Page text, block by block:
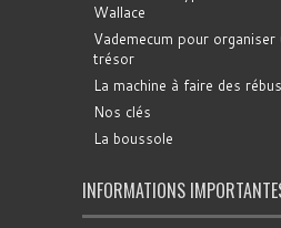
Wallace
Vademecum pour organiser
trésor
La machine à faire des rébus
Nos clés
La boussole
INFORMATIONS